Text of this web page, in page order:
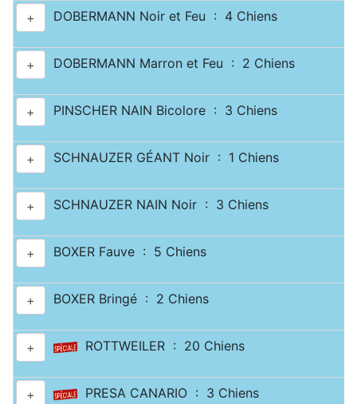
+
DOBERMANN Noir et Feu : 4 Chiens
+ DOBERMANN Marron et Feu : 2 Chiens
+ PINSCHER NAIN Bicolore : 3 Chiens
+ SCHNAUZER GÉANT Noir : 1 Chiens
+ SCHNAUZER NAIN Noir : 3 Chiens
+ BOXER Fauve : 5 Chiens
+ BOXER Bringé : 2 Chiens
+ ROTTWEILER : 20 Chiens
+ PRESA CANARIO : 3 Chiens